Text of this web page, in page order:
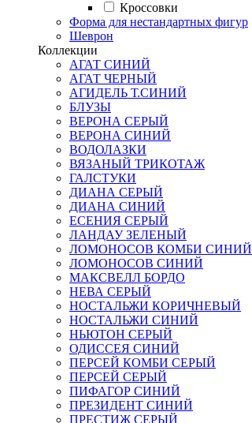
Кроссовки
Форма для нестандартных фигур
Шеврон
Коллекции
АГАТ СИНИЙ
АГАТ ЧЕРНЫЙ
АГИДЕЛЬ Т.СИНИЙ
БЛУЗЫ
ВЕРОНА СЕРЫЙ
ВЕРОНА СИНИЙ
ВОДОЛАЗКИ
ВЯЗАНЫЙ ТРИКОТАЖ
ГАЛСТУКИ
ДИАНА СЕРЫЙ
ДИАНА СИНИЙ
ЕСЕНИЯ СЕРЫЙ
ЛАНДАУ ЗЕЛЕНЫЙ
ЛОМОНОСОВ КОМБИ СИНИЙ
ЛОМОНОСОВ СИНИЙ
МАКСВЕЛЛ БОРДО
НЕВА СЕРЫЙ
НОСТАЛЬЖИ КОРИЧНЕВЫЙ
НОСТАЛЬЖИ СИНИЙ
НЬЮТОН СЕРЫЙ
ОДИССЕЯ СИНИЙ
ПЕРСЕЙ КОМБИ СЕРЫЙ
ПЕРСЕЙ СЕРЫЙ
ПИФАГОР СИНИЙ
ПРЕЗИДЕНТ СИНИЙ
ПРЕСТИЖ СЕРЫЙ